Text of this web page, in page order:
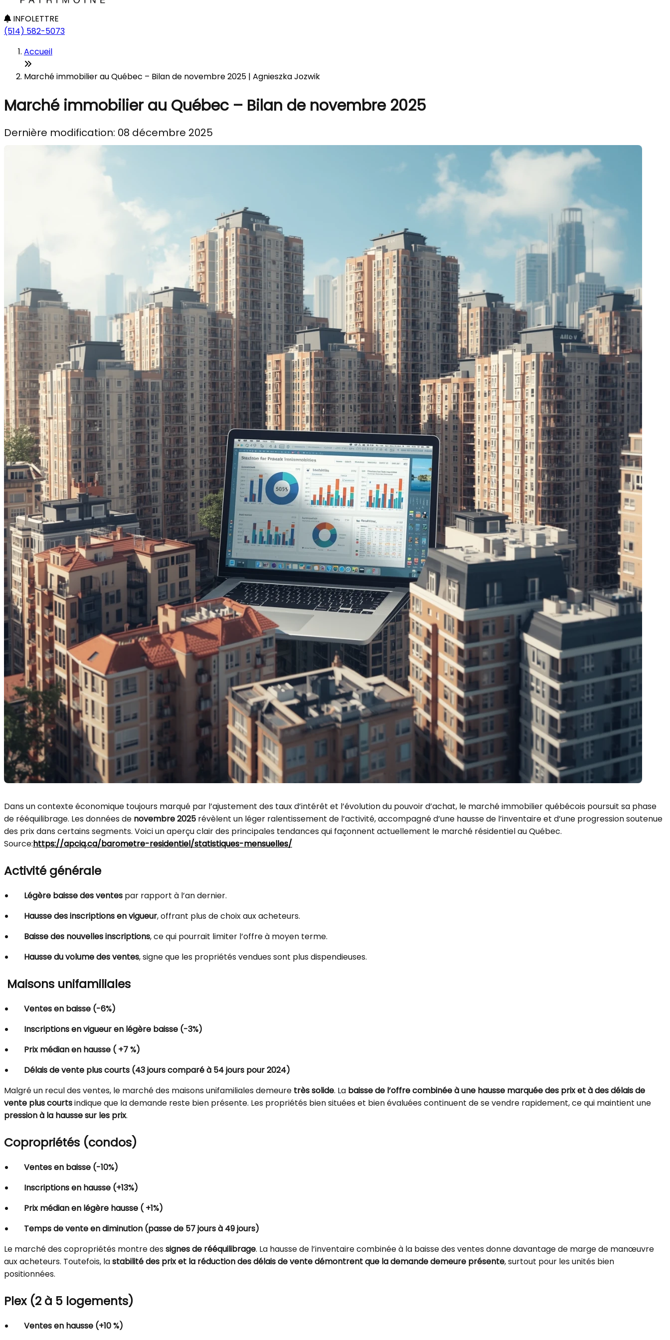
INFOLETTRE
(514) 582-5073
Accueil
Marché immobilier au Québec – Bilan de novembre 2025 | Agnieszka Jozwik
Marché immobilier au Québec – Bilan de novembre 2025
Dernière modification: 08 décembre 2025
Dans un contexte économique toujours marqué par l’ajustement des taux d’intérêt et l’évolution du pouvoir d’achat, le marché immobilier québécois poursuit sa phase
de rééquilibrage. Les données de novembre 2025 révèlent un léger ralentissement de l’activité, accompagné d’une hausse de l’inventaire et d’une progression soutenue
des prix dans certains segments. Voici un aperçu clair des principales tendances qui façonnent actuellement le marché résidentiel au Québec.
Source:https://apciq.ca/barometre-residentiel/statistiques-mensuelles/
Activité générale
Légère baisse des ventes par rapport à l’an dernier.
Hausse des inscriptions en vigueur, offrant plus de choix aux acheteurs.
Baisse des nouvelles inscriptions, ce qui pourrait limiter l’offre à moyen terme.
Hausse du volume des ventes, signe que les propriétés vendues sont plus dispendieuses.
Maisons unifamiliales
Ventes en baisse (-6%)
Inscriptions en vigueur en légère baisse (-3%)
Prix médian en hausse ( +7 %)
Délais de vente plus courts (43 jours comparé à 54 jours pour 2024)
Malgré un recul des ventes, le marché des maisons unifamiliales demeure très solide. La baisse de l’offre combinée à une hausse marquée des prix et à des délais de
vente plus courtsindique que la demande reste bien présente. Les propriétés bien situées et bien évaluées continuent de se vendre rapidement, ce qui maintient une
pression à la hausse sur les prix.
Copropriétés (condos)
Ventes en baisse (-10%)
Inscriptions en hausse (+13%)
Prix médian en légère hausse ( +1%)
Temps de vente en diminution (passe de 57 jours à 49 jours)
Le marché des copropriétés montre dessignes de rééquilibrage. La hausse de l’inventaire combinée à la baisse des ventes donne davantage de marge de manœuvre
aux acheteurs. Toutefois, lastabilité des prix et la réduction des délais de vente démontrent que la demande demeure présente, surtout pour les unités bien
positionnées.
Plex (2 à 5 logements)
Ventes en hausse (+10 %)